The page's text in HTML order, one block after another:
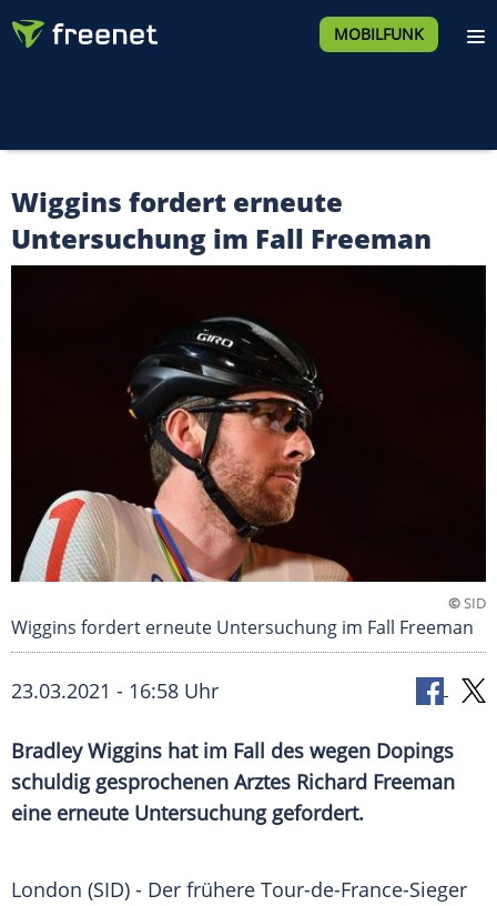
MOBILFUNK
Wiggins fordert erneute
Untersuchung im Fall Freeman
©SID
Wiggins fordert erneute Untersuchung im Fall Freeman
23.03.2021 - 16:58 Uhr
Bradley Wiggins hat im Fall des wegen Dopings
schuldig gesprochenen Arztes Richard Freeman
eine erneute Untersuchung gefordert.
London (SID) - Der frühere Tour-de-France-Sieger